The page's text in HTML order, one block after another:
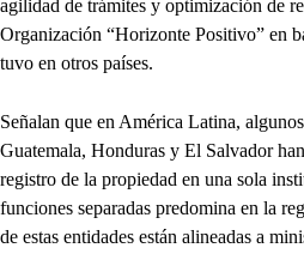
agilidad de trámites y optimización de
Organización “Horizonte Positivo” en
tuvo en otros países.
Señalan que en América Latina,
Guatemala, Honduras y El Salvador
registro de la propiedad en una sola
funciones separadas predomina en la
de estas entidades están alineadas a